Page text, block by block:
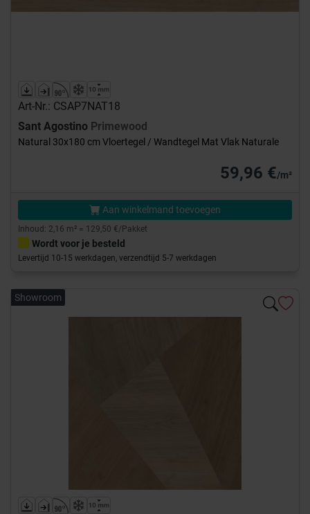
Art-Nr.: CSAP7NAT18
Sant Agostino Primewood
Natural 30x180 cm Vloertegel / Wandtegel Mat Vlak Naturale
59,96 €/m²
Aan winkelmand toevoegen
Inhoud: 2,16 m² = 129,50 €/Pakket
Wordt voor je besteld
Levertijd 10-15 werkdagen, verzendtijd 5-7 werkdagen
Showroom